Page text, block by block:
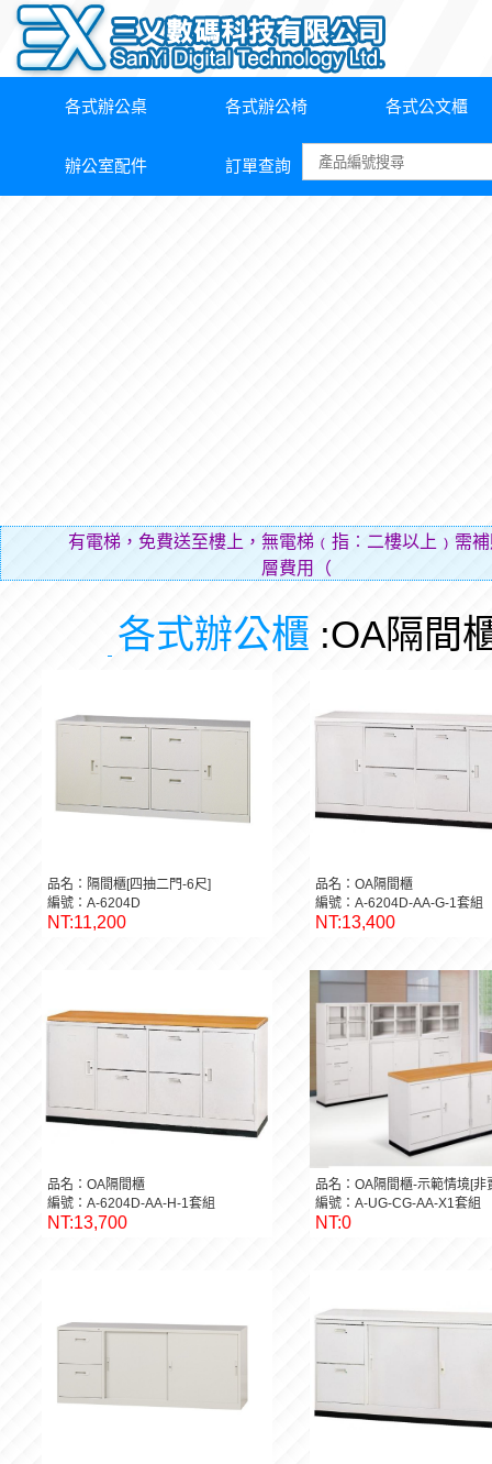
各式辦公桌 各式辦公椅 各式公文櫃
辦公室配件 訂單查詢
有電梯，免費送至樓上，無電梯﹙指︰二樓以上﹚需
層費用（貼補搬運人的
各式辦公櫃 :OA隔間
品名：隔間櫃[四抽二門-6尺]
編號：A-6204D
NT:11,200
品名：OA隔間櫃
編號：A-6204D-AA-G-1套組
NT:13,400
品名：OA隔間櫃
編號：A-6204D-AA-H-1套組
NT:13,700
品名：OA隔間櫃-示範情境[非
編號：A-UG-CG-AA-X1套組
NT:0